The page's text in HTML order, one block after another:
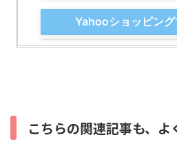
Yahooショッピン
こちらの関連記事も、よ